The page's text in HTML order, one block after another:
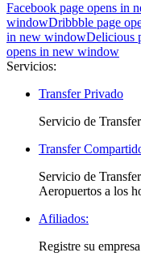
Facebook page opens in
windowDribbble page
in new windowDelicious
opens in new window
Servicios:
Transfer Privado
Servicio de
Transfer
Servicio de
Aeropuertos a los
Afiliados:
Registre su